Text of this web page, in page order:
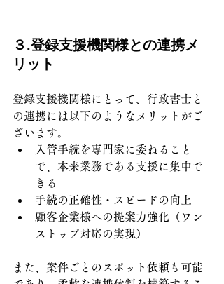
３.登録支援機関様との連携メ
リット
登録支援機関様にとって、行政書士と
の連携には以下のようなメリットがご
ざいます。
入管手続を専門家に委ねること
で、本来業務である支援に集中で
きる
手続の正確性・スピードの向上
顧客企業様への提案力強化（ワン
ストップ対応の実現）
また、案件ごとのスポット依頼も可能